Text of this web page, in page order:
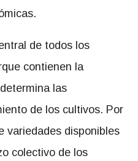
de todos los
contienen la
las
de los cultivos. Por
variedades disponibles
colectivo de los